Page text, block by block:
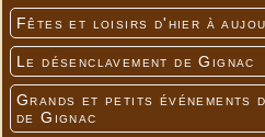
Fêtes et loisirs d'hier à
Le désenclavement de Gignac
Grands et petits événements
de Gignac